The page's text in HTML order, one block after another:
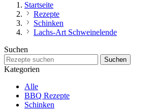
Startseite
Rezepte
Schinken
Lachs-Art Schweinelende
Suchen
Rezepte suchen
Suchen
Kategorien
Alle
BBQ Rezepte
Schinken